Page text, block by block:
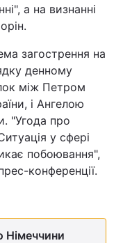
а на визнанні
загострення на
денному
між Петром
і Ангелою
"Угода про
у сфері
побоювання",
конференції.
Німеччини